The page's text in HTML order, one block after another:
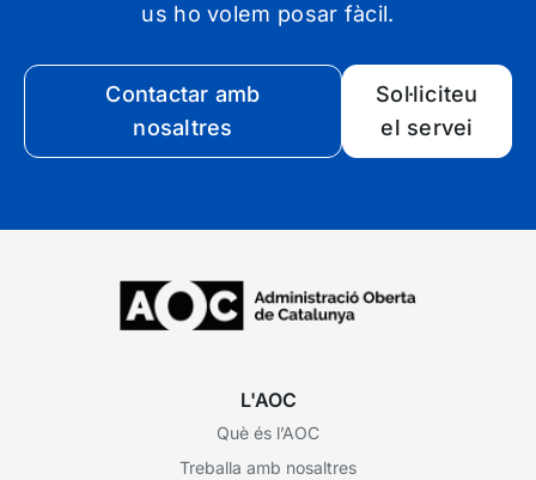
us ho volem posar fàcil.
Contactar amb
nosaltres
Sol·liciteu
el servei
L'AOC
Què és l’AOC
Treballa amb nosaltres